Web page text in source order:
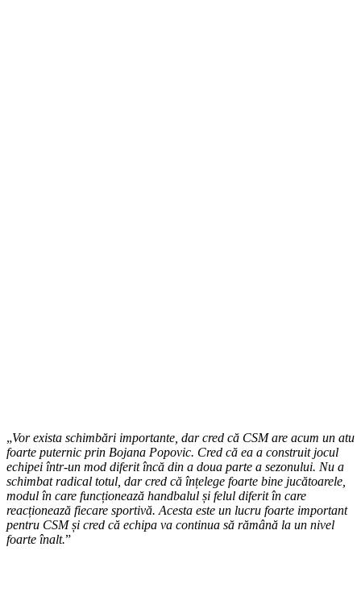
„Vor exista schimbări importante, dar cred că CSM are acum un atu
foarte puternic prin Bojana Popovic. Cred că ea a construit jocul
echipei într-un mod diferit încă din a doua parte a sezonului. Nu a
schimbat radical totul, dar cred că înțelege foarte bine jucătoarele,
modul în care funcționează handbalul și felul diferit în care
reacționează fiecare sportivă. Acesta este un lucru foarte important
pentru CSM și cred că echipa va continua să rămână la un nivel
foarte înalt.”